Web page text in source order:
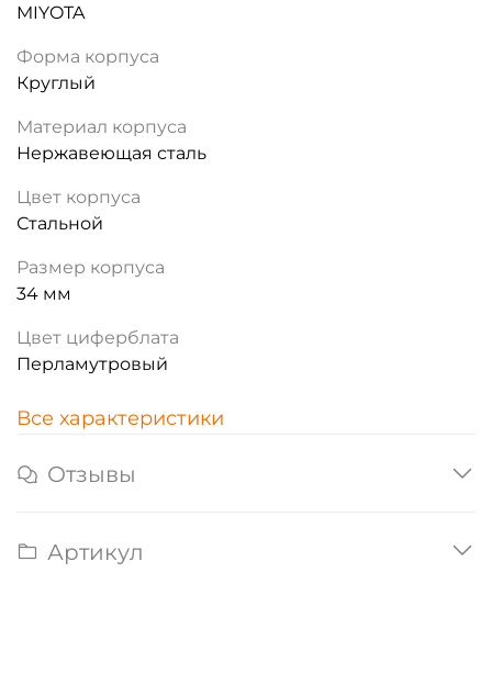
MIYOTA
Форма корпуса
Круглый
Материал корпуса
Нержавеющая сталь
Цвет корпуса
Стальной
Размер корпуса
34 мм
Цвет циферблата
Перламутровый
Все характеристики
Отзывы
Артикул